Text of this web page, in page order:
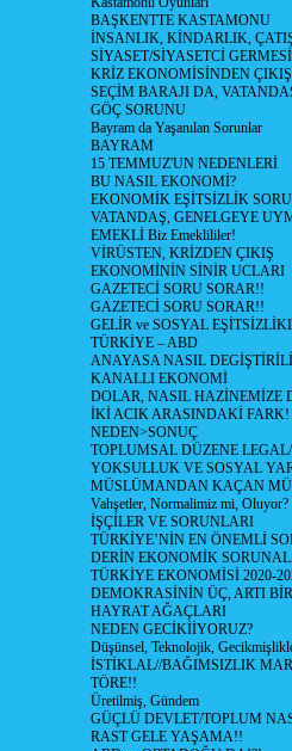
BAŞKENTTE KASTAMONU
İNSANLIK, KİNDARLIK,
SİYASET/SİYASETCİ
KRİZ EKONOMİSİNDEN ÇIKIŞ
SEÇİM BARAJI DA,
GÖÇ SORUNU
Bayram da Yaşanılan Sorunlar
BAYRAM
15 TEMMUZ'UN NEDENLERİ
BU NASIL EKONOMİ?
EKONOMİK EŞİTSİZLİK
VATANDAŞ, GENELGEYE
EMEKLİ Biz Emeklililer!
VİRÜSTEN, KRİZDEN ÇIKIŞ
EKONOMİNİN SİNİR UCLARI
GAZETECİ SORU SORAR!!
GAZETECİ SORU SORAR!!
GELİR ve SOSYAL
TÜRKİYE – ABD
ANAYASA NASIL
KANALLI EKONOMİ
DOLAR, NASIL HAZİNEMİZE
İKİ ACIK ARASINDAKİ FARK!
NEDEN>SONUÇ
TOPLUMSAL DÜZENE
YOKSULLUK VE SOSYAL
MÜSLÜMANDAN KAÇAN
Vahşetler, Normalimiz mi, Oluyor?
İŞÇİLER VE SORUNLARI
TÜRKİYE’NİN EN ÖNEMLİ
DERİN EKONOMİK
TÜRKİYE EKONOMİSİ 2020-
DEMOKRASİNİN ÜÇ, ARTI
HAYRAT AĞAÇLARI
NEDEN GECİKİİYORUZ?
Düşünsel, Teknolojik,
İSTİKLAL//BAĞIMSIZLIK
TÖRE!!
Üretilmiş, Gündem
GÜÇLÜ DEVLET/TOPLUM
RAST GELE YAŞAMA!!